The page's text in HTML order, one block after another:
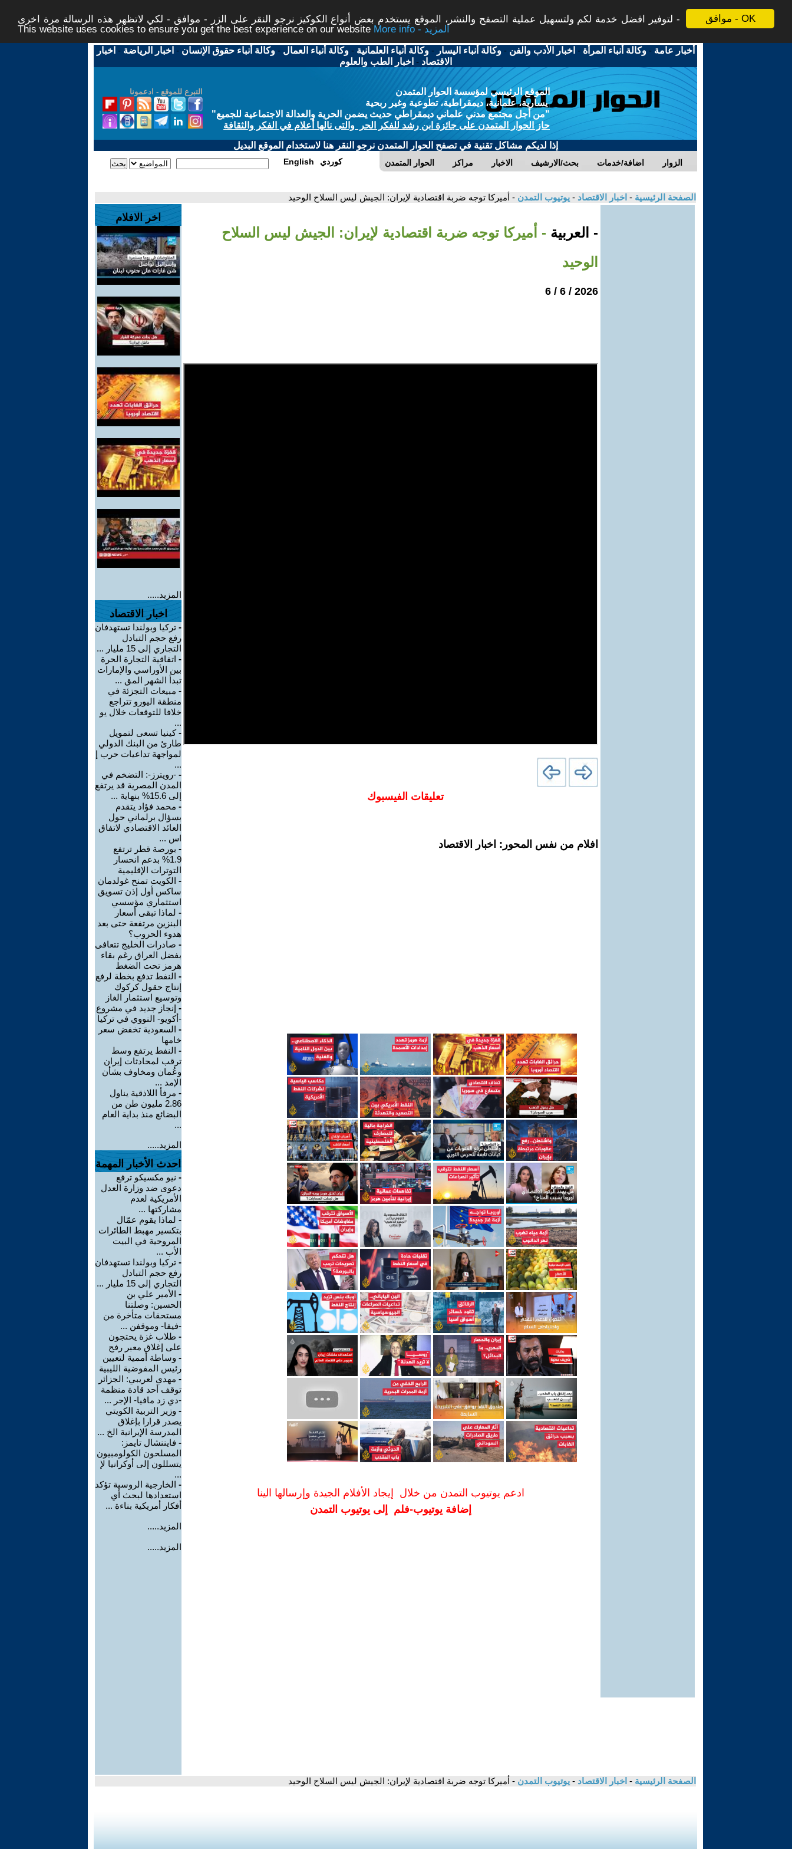
موافق - OK
لتوفير افضل خدمة لكم ولتسهيل عملية التصفح والنشر، الموقع يستخدم بعض أنواع الكوكيز نرجو النقر على الزر - موافق - لكي لاتظهر هذه الرسالة مرة اخرى -
This website uses cookies to ensure you get the best experience on our website
More info - المزيد
أخبار عامة -وكالة أنباء المرأة - اخبار الأدب والفن -وكالة أنباء اليسار -وكالة أنباء العلمانية -وكالة أنباء العمال -وكالة أنباء حقوق الإنسان - اخبار الرياضة - اخبار
الاقتصاد - اخبار الطب والعلوم
التبرع للموقع - ادعمونا
الموقع الرئيسي لمؤسسة الحوار المتمدن
يسارية، علمانية، ديمقراطية، تطوعية وغير ربحية
"من أجل مجتمع مدني علماني ديمقراطي حديث يضمن الحرية والعدالة الاجتماعية للجميع"
حاز الحوار المتمدن على جائزة ابن رشد للفكر الحر والتى نالها أعلام في الفكر والثقافة
إذا لديكم مشاكل تقنية في تصفح الحوار المتمدن نرجو النقر هنا لاستخدام الموقع البديل
الحوار المتمدن مراكز الاخبار بحث/الارشيف اضافة/خدمات الزوار English كوردي
الصفحة الرئيسية - اخبار الاقتصاد - يوتيوب التمدن - أميركا توجه ضربة اقتصادية لإيران: الجيش ليس السلاح الوحيد
- العربية - أميركا توجه ضربة اقتصادية لإيران: الجيش ليس السلاح
الوحيد
2026 / 6 / 6
تعليقات الفيسبوك
افلام من نفس المحور: اخبار الاقتصاد
ادعم يوتيوب التمدن من خلال إيجاد الأفلام الجيدة وإرسالها الينا
إضافة يوتيوب-فلم إلى يوتيوب التمدن
اخر الافلام
المزيد.....
اخبار الاقتصاد
- تركيا وبولندا تستهدفان
رفع حجم التبادل
التجاري إلى 15 مليار ...
- اتفاقية التجارة الحرة
بين الأوراسي والإمارات
تبدأ الشهر المق ...
- مبيعات التجزئة في
منطقة اليورو تتراجع
خلافا للتوقعات خلال يو
...
-كينيا تسعى لتمويل
طارئ من البنك الدولي
لمواجهة تداعيات حرب إ
...
- -رويترز-: التضخم في
المدن المصرية قد يرتفع
إلى 15.6% بنهاية ...
- محمد فؤاد يتقدم
بسؤال برلماني حول
العائد الاقتصادي لاتفاق
اس ...
- بورصة قطر ترتفع
1.9% بدعم انحسار
التوترات الإقليمية
- الكويت تمنح غولدمان
ساكس أول إذن تسويق
استثماري مؤسسي
- لماذا تبقى أسعار
البنزين مرتفعة حتى بعد
هدوء الحروب؟
- صادرات الخليج تتعافى
بفضل العراق رغم بقاء
هرمز تحت الضغط
- النفط تدفع بخطة لرفع
إنتاج حقول كركوك
وتوسيع استثمار الغاز
- إنجاز جديد في مشروع
-أكويو- النووي في تركيا
- السعودية تخفض سعر
خامها
- النفط يرتفع وسط
ترقب لمحادثات إيران
وعُمان ومخاوف بشأن
الإمد ...
- مرفأ اللاذقية يناول
2.86 مليون طن من
البضائع منذ بداية العام
...
المزيد.....
احدث الأخبار المهمة
- نيو مكسيكو ترفع
دعوى ضد وزارة العدل
الأمريكية لعدم
مشاركتها ...
- لماذا يقوم عمّال
بتكسير مهبط الطائرات
المروحية في البيت
الأب ...
- تركيا وبولندا تستهدفان
رفع حجم التبادل
التجاري إلى 15 مليار ...
- الأمير علي بن
الحسين: وصلتنا
مستحقات متأخرة من
-فيفا- وموقفن ...
- طلاب غزة يحتجون
على إغلاق معبر رفح
- وساطة أممية لتعيين
رئيس المفوضية الليبية
- مهدي لعريبي: الجزائر
توقف أحد قادة منظمة
-دي زد مافيا- الإجر ...
- وزير التربية الكويتي
يصدر قرارا بإغلاق
المدرسة الإيرانية الخ ...
- فايننشال تايمز:
المسلحون الكولومبيون
يتسللون إلى أوكرانيا لإ
...
- الخارجية الروسية تؤكد
استعدادها لبحث أي
أفكار أمريكية بناءة ...
المزيد.....
المزيد.....
الصفحة الرئيسية - اخبار الاقتصاد - يوتيوب التمدن - أميركا توجه ضربة اقتصادية لإيران: الجيش ليس السلاح الوحيد